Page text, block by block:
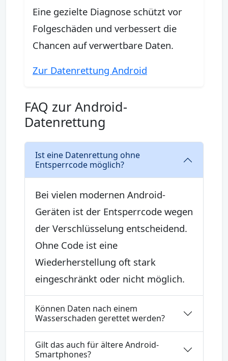
Eine gezielte Diagnose schützt vor
Folgeschäden und verbessert die
Chancen auf verwertbare Daten.
Zur Datenrettung Android
FAQ zur Android-
Datenrettung
Ist eine Datenrettung ohne
Entsperrcode möglich?
Bei vielen modernen Android-
Geräten ist der Entsperrcode wegen
der Verschlüsselung entscheidend.
Ohne Code ist eine
Wiederherstellung oft stark
eingeschränkt oder nicht möglich.
Können Daten nach einem
Wasserschaden gerettet werden?
Gilt das auch für ältere Android-
Smartphones?